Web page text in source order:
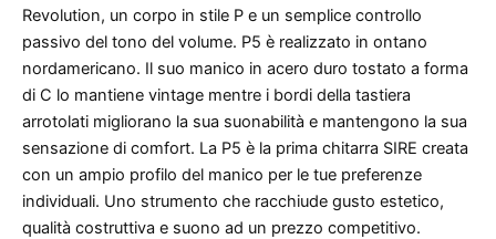
Revolution, un corpo in stile P e un semplice controllo
passivo del tono del volume. P5 è realizzato in ontano
nordamericano. Il suo manico in acero duro tostato a forma
di C lo mantiene vintage mentre i bordi della tastiera
arrotolati migliorano la sua suonabilità e mantengono la sua
sensazione di comfort. La P5 è la prima chitarra SIRE creata
con un ampio profilo del manico per le tue preferenze
individuali. Uno strumento che racchiude gusto estetico,
qualità costruttiva e suono ad un prezzo competitivo.